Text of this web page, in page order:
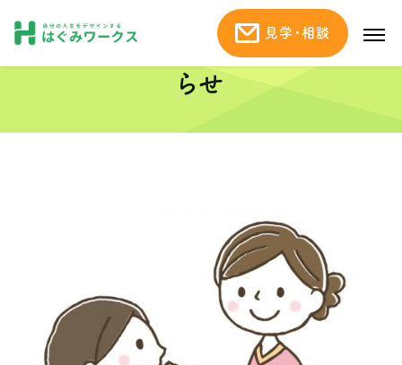
見学・相談
2月のはぐみワークス説明会のお知
らせ